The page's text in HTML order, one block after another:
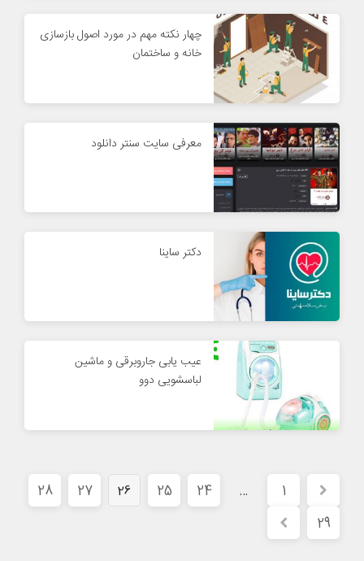
چهار نکته مهم در مورد اصول بازسازی
خانه و ساختمان
معرفی سایت سنتر دانلود
دکتر ساینا
عیب یابی جاروبرقی و ماشین
لباسشویی دوو
1
…
24
25
26
27
28
29